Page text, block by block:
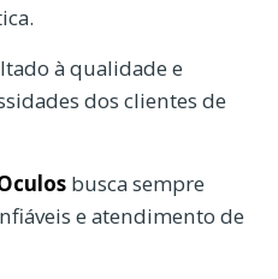
à qualidade e
dos clientes de
busca sempre
e atendimento de